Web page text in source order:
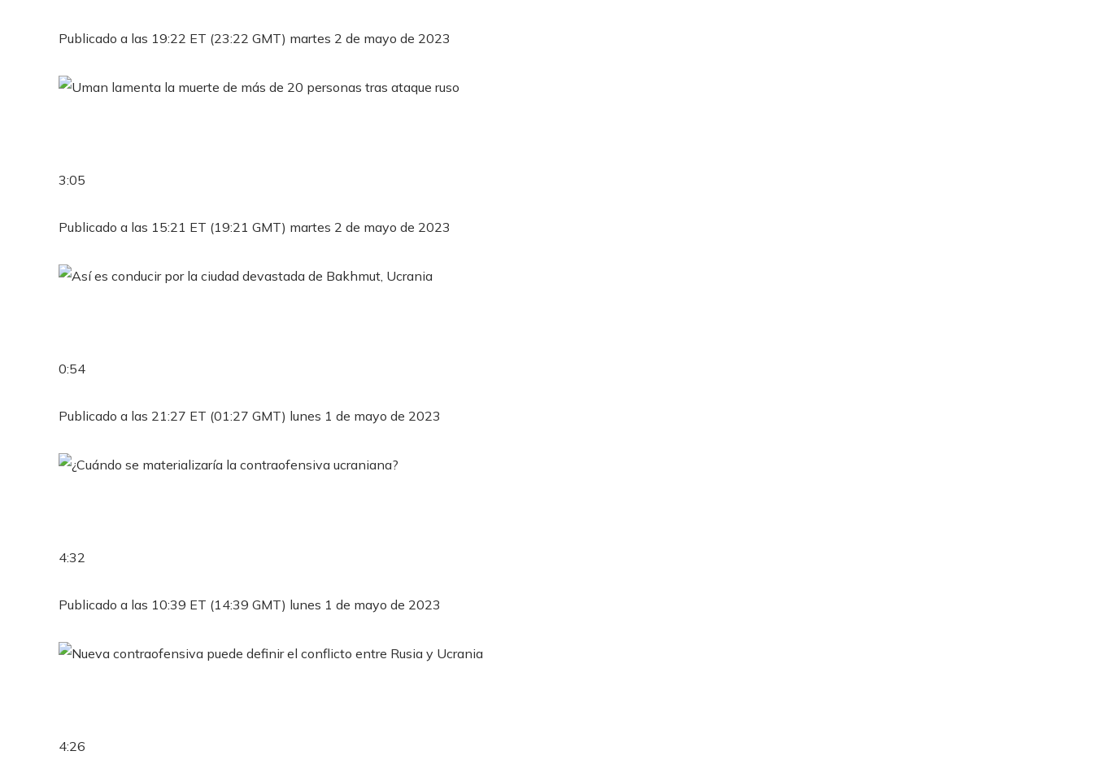
Publicado a las 19:22 ET (23:22 GMT) martes 2 de mayo de 2023
3:05
Publicado a las 15:21 ET (19:21 GMT) martes 2 de mayo de 2023
0:54
Publicado a las 21:27 ET (01:27 GMT) lunes 1 de mayo de 2023
4:32
Publicado a las 10:39 ET (14:39 GMT) lunes 1 de mayo de 2023
4:26